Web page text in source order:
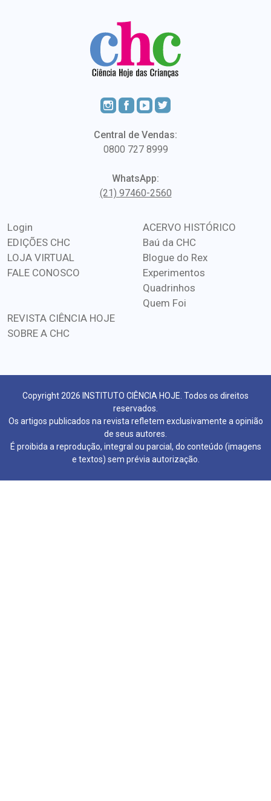
Central de Vendas:
0800 727 8999
WhatsApp:
(21) 97460-2560
Login
EDIÇÕES CHC
LOJA VIRTUAL
FALE CONOSCO
ACERVO HISTÓRICO
Baú da CHC
Blogue do Rex
Experimentos
Quadrinhos
Quem Foi
REVISTA CIÊNCIA HOJE
SOBRE A CHC
Copyright 2026 INSTITUTO CIÊNCIA HOJE. Todos os direitos
reservados.
Os artigos publicados na revista refletem exclusivamente a opinião
de seus autores.
É proibida a reprodução, integral ou parcial, do conteúdo (imagens
e textos) sem prévia autorização.